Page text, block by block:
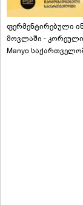
ფერმენტირებული
მოვლაში -
Manyo